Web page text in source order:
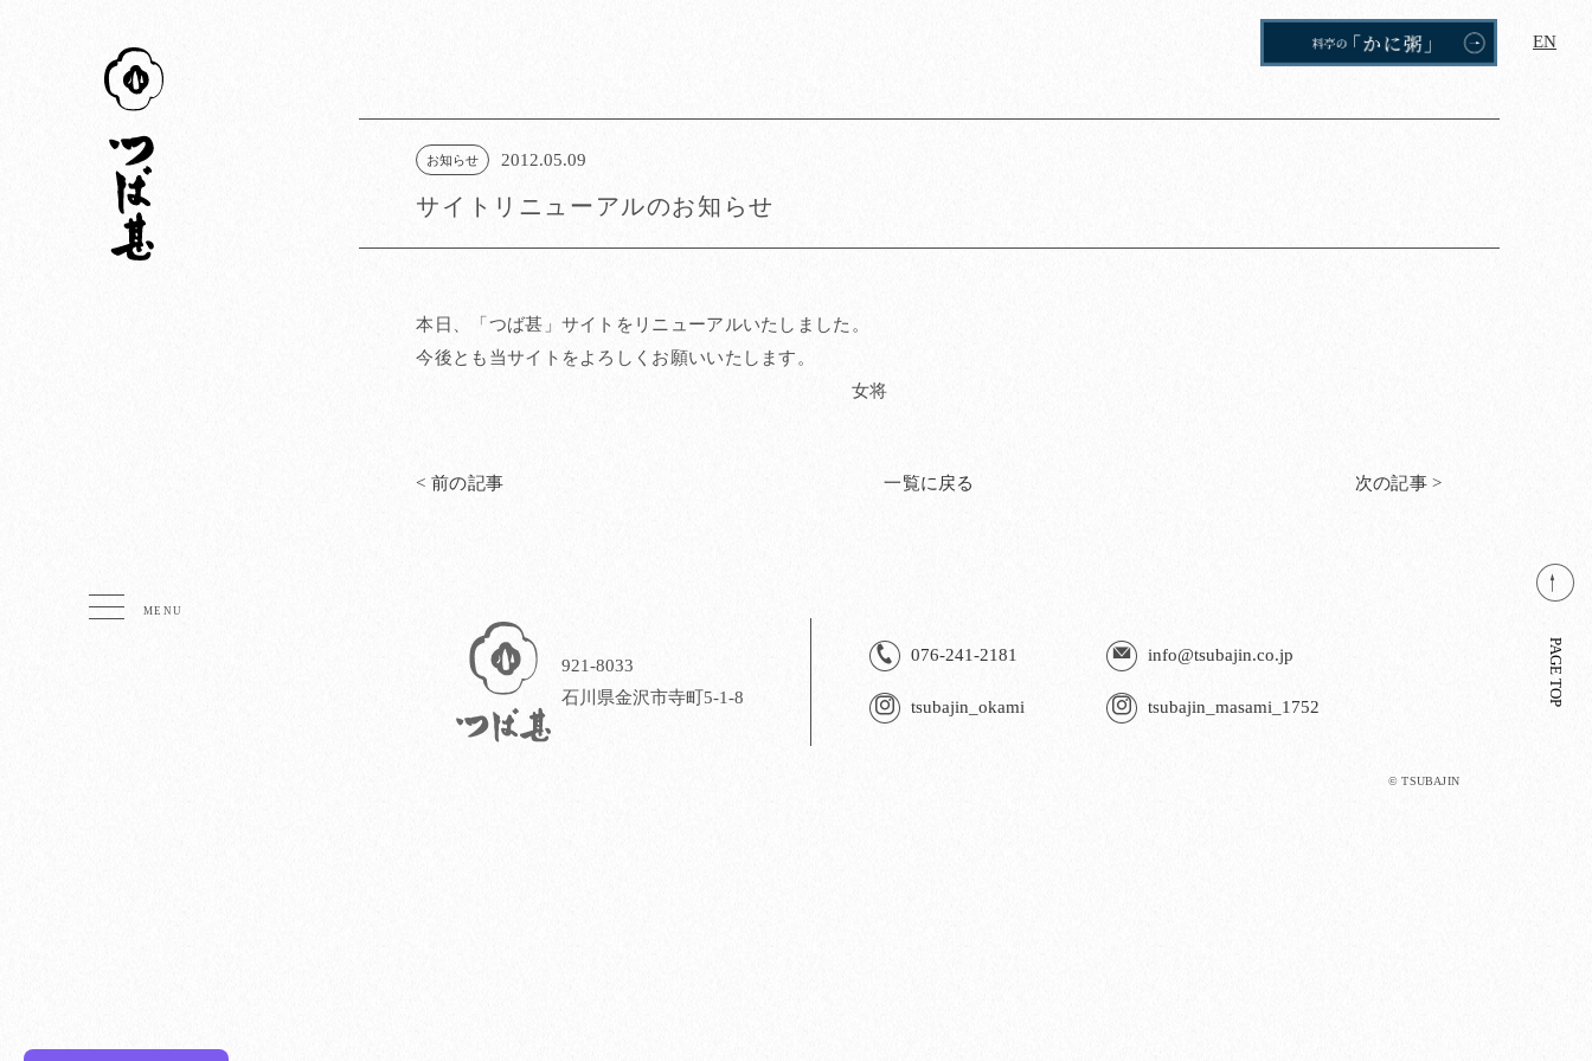
EN
つば甚
お知らせ 2012.05.09
サイトリニューアルのお知らせ
本日、「つば甚」サイトをリニューアルいたしました。
今後とも当サイトをよろしくお願いいたします。
女将
< 前の記事 一覧に戻る 次の記事 >
PAGE TOP
921-8033
石川県金沢市寺町5-1-8
076-241-2181 info@tsubajin.co.jp
tsubajin_okami tsubajin_masami_1752
© TSUBAJIN